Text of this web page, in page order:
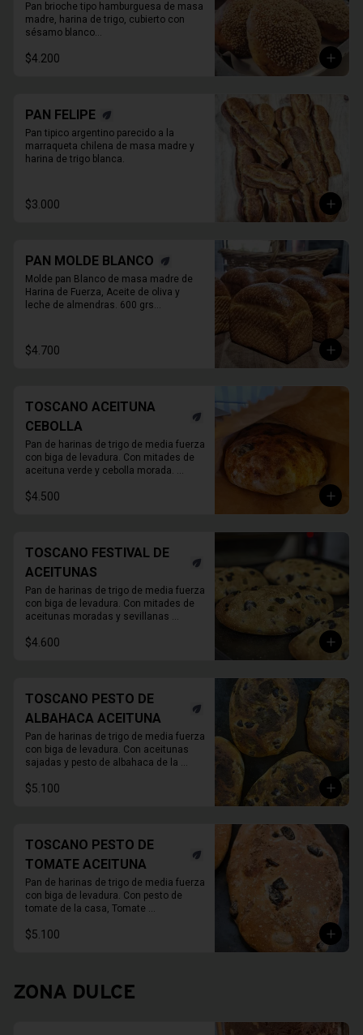
UNIDADES
Pan brioche tipo hamburguesa de masa
madre, harina de trigo, cubierto con
sésamo blanco
$4.200
PAN FELIPE
Pan tipico argentino parecido a la
marraqueta chilena de masa madre y
harina de trigo blanca.
$3.000
PAN MOLDE BLANCO
Molde pan Blanco de masa madre de
Harina de Fuerza, Aceite de oliva y
leche de almendras. 600 grs
$4.700
TOSCANO ACEITUNA
CEBOLLA
Pan de harinas de trigo de media fuerza
con biga de levadura. Con mitades de
aceituna verde y cebolla morada.
$4.500
TOSCANO FESTIVAL DE
ACEITUNAS
Pan de harinas de trigo de media fuerza
con biga de levadura. Con mitades de
aceitunas moradas y sevillanas
$4.600
TOSCANO PESTO DE
ALBAHACA ACEITUNA
Pan de harinas de trigo de media fuerza
con biga de levadura. Con aceitunas
sajadas y pesto de albahaca de la
almendras, ajo y aceite de oliva.
$5.100
TOSCANO PESTO DE
TOMATE ACEITUNA
Pan de harinas de trigo de media fuerza
con biga de levadura. Con pesto de
tomate de la casa, Tomate
de oliva, y aceitunas verdes.
$5.100
ZONA DULCE